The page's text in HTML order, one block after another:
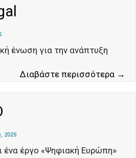
ένωση για την ανάπτυξη
Διαβάστε περισσότερα →
2025
ένα έργο «Ψηφιακή Ευρώπη»